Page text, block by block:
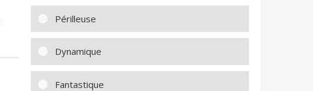
Périlleuse
Dynamique
Fantastique